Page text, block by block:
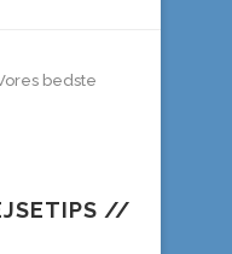
bedste
//